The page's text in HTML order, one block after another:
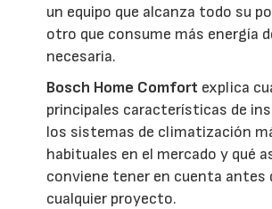
un equipo que alcanza todo su
otro que consume más energía
necesaria.
Bosch Home Comfort explica
principales características de
los sistemas de climatización
habituales en el mercado y qué
conviene tener en cuenta antes
cualquier proyecto.